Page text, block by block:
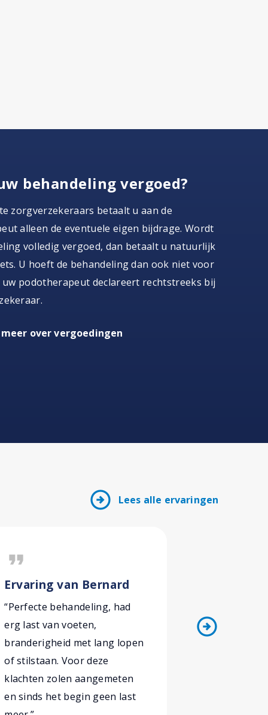
behandeling vergoed?
zorgverzekeraars betaalt u aan de
alleen de eventuele eigen bijdrage. Wordt
volledig vergoed, dan betaalt u natuurlijk
U hoeft de behandeling dan ook niet voor
uw podotherapeut declareert rechtstreeks bij
meer over vergoedingen
arrow_circle_right Lees alle ervaringen
format_quote
Ervaring van Bernard
“Perfecte behandeling, had
erg last van voeten,
branderigheid met lang lopen
of stilstaan. Voor deze
klachten zolen aangemeten
en sinds het begin geen last
doelen en
arrow_circle_right